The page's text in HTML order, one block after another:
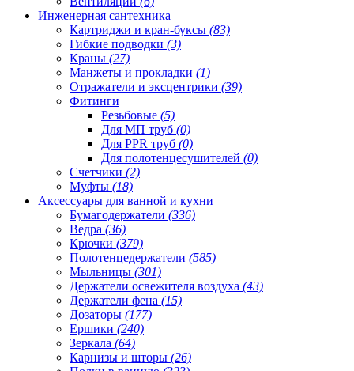
Инженерная сантехника
Картриджи и кран-буксы (83)
Гибкие подводки (3)
Краны (27)
Манжеты и прокладки (1)
Отражатели и эксцентрики (39)
Фитинги
Резьбовые (5)
Для МП труб (0)
Для PPR труб (0)
Для полотенцесушителей (0)
Счетчики (2)
Муфты (18)
Аксессуары для ванной и кухни
Бумагодержатели (336)
Ведра (36)
Крючки (379)
Полотенцедержатели (585)
Мыльницы (301)
Держатели освежителя воздуха (43)
Держатели фена (15)
Дозаторы (177)
Ершики (240)
Зеркала (64)
Карнизы и шторы (26)